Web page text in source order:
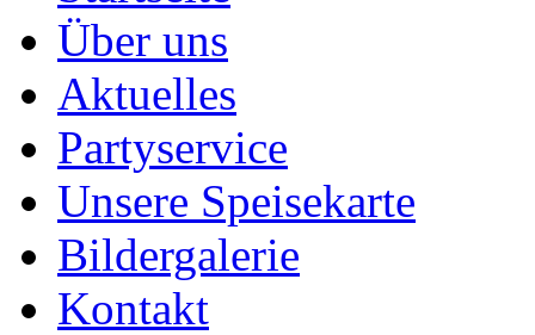
Über uns
Aktuelles
Partyservice
Unsere Speisekarte
Bildergalerie
Kontakt